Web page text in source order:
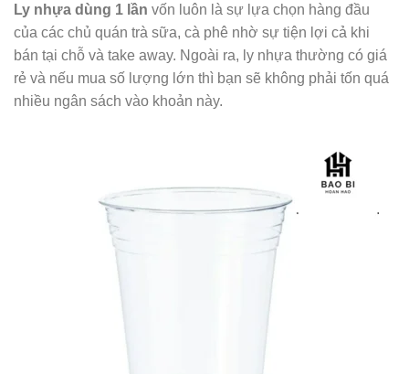
Ly nhựa dùng 1 lần vốn luôn là sự lựa chọn hàng đầu
của các chủ quán trà sữa, cà phê nhờ sự tiện lợi cả khi
bán tại chỗ và take away. Ngoài ra, ly nhựa thường có giá
rẻ và nếu mua số lượng lớn thì bạn sẽ không phải tốn quá
nhiều ngân sách vào khoản này.